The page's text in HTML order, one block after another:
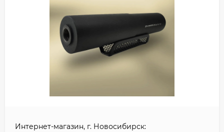
Интернет-магазин, г. Новосибирск: